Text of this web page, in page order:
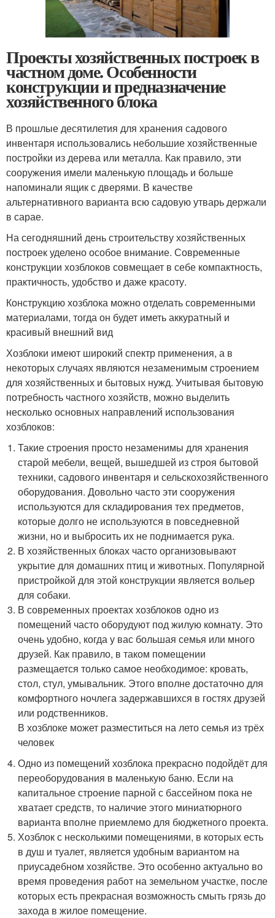
Проекты хозяйственных построек в
частном доме. Особенности
конструкции и предназначение
хозяйственного блока
В прошлые десятилетия для хранения садового
инвентаря использовались небольшие хозяйственные
постройки из дерева или металла. Как правило, эти
сооружения имели маленькую площадь и больше
напоминали ящик с дверями. В качестве
альтернативного варианта всю садовую утварь держали
в сарае.
На сегодняшний день строительству хозяйственных
построек уделено особое внимание. Современные
конструкции хозблоков совмещает в себе компактность,
практичность, удобство и даже красоту.
Конструкцию хозблока можно отделать современными
материалами, тогда он будет иметь аккуратный и
красивый внешний вид
Хозблоки имеют широкий спектр применения, а в
некоторых случаях являются незаменимым строением
для хозяйственных и бытовых нужд. Учитывая бытовую
потребность частного хозяйств, можно выделить
несколько основных направлений использования
хозблоков:
Такие строения просто незаменимы для хранения
старой мебели, вещей, вышедшей из строя бытовой
техники, садового инвентаря и сельскохозяйственного
оборудования. Довольно часто эти сооружения
используются для складирования тех предметов,
которые долго не используются в повседневной
жизни, но и выбросить их не поднимается рука.
В хозяйственных блоках часто организовывают
укрытие для домашних птиц и животных. Популярной
пристройкой для этой конструкции является вольер
для собаки.
В современных проектах хозблоков одно из
помещений часто оборудуют под жилую комнату. Это
очень удобно, когда у вас большая семья или много
друзей. Как правило, в таком помещении
размещается только самое необходимое: кровать,
стол, стул, умывальник. Этого вполне достаточно для
комфортного ночлега задержавшихся в гостях друзей
или родственников.
В хозблоке может разместиться на лето семья из трёх
человек
Одно из помещений хозблока прекрасно подойдёт для
переоборудования в маленькую баню. Если на
капитальное строение парной с бассейном пока не
хватает средств, то наличие этого миниатюрного
варианта вполне приемлемо для бюджетного проекта.
Хозблок с несколькими помещениями, в которых есть
в душ и туалет, является удобным вариантом на
приусадебном хозяйстве. Это особенно актуально во
время проведения работ на земельном участке, после
которых есть прекрасная возможность смыть грязь до
захода в жилое помещение.